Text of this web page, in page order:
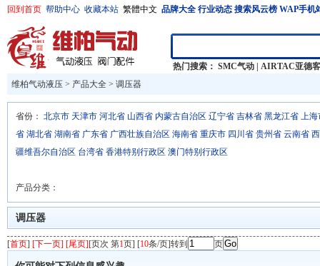
回到首页 帮助中心 收藏本站 繁體中文 品牌大全 行业动态 搜索风云榜 WAP手机
热门搜索： SMC气动
AIRTAC亚德客
维柏气动液压 > 产品大全 > 调压器
省份： 北京市 天津市 河北省 山西省 内蒙古自治区 辽宁省 吉林省 黑龙江省 上海
省 湖北省 湖南省 广东省 广西壮族自治区 海南省 重庆市 四川省 贵州省 云南省
疆维吾尔自治区 台湾省 香港特别行政区 澳门特别行政区
产品分类：
调压器
[首页] [下一页] [尾页][页次 第1页] [10条/页]转到 页